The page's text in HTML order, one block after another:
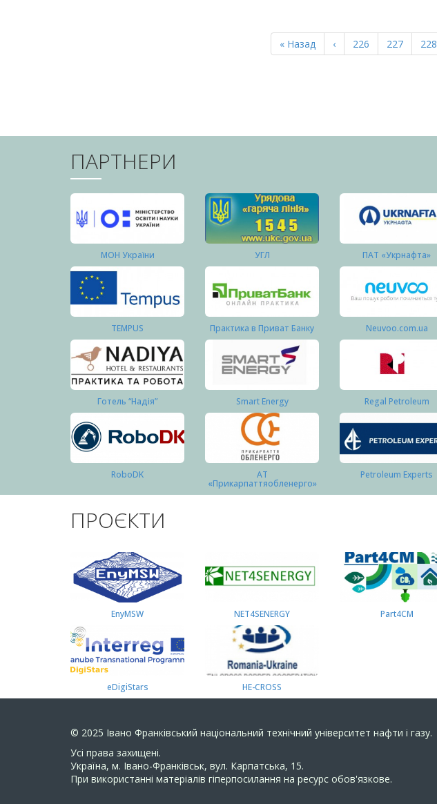
Перша
сторінка
« Назад
Попередня
сторінка
‹ Page
226 Page
227 Page
228
ПАРТНЕРИ
МОН України УГЛ ПАТ «Укрнафта»
TEMPUS Практика в Приват Банку Neuvoo.com.ua
Готель “Надія” Smart Energy Regal Petroleum
RoboDK АТ
«Прикарпаттяобленерго»
Petroleum Experts
ПРОЄКТИ
EnyMSW NET4SENERGY Part4СМ
eDigiStars HE-CROSS
© 2025 Івано Франківський національний технічний університет нафти і газу.
Усi права захищенi.
Україна, м. Івано-Франківськ, вул. Карпатська, 15.
При використанні матеріалів гіперпосилання на ресурс обов'язкове.